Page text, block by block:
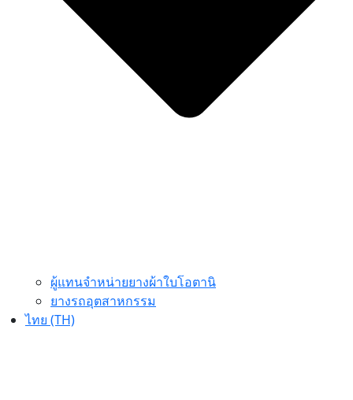
ผู้แทนจำหน่ายยางผ้าใบโอตานิ
ยางรถอุตสาหกรรม
ไทย (TH)